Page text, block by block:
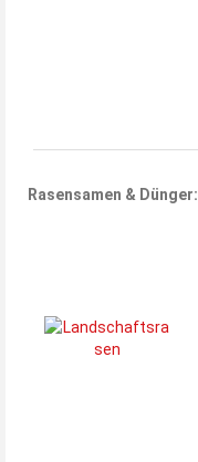
Rasensamen & Dünger: